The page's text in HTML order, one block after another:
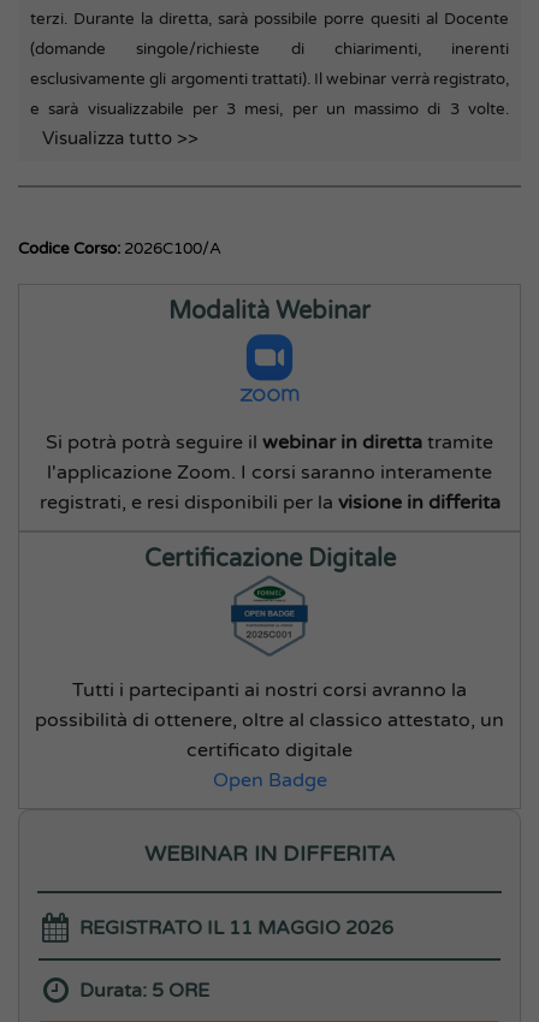
terzi. Durante la diretta, sarà possibile porre quesiti al Docente
(domande singole/richieste di chiarimenti, inerenti
esclusivamente gli argomenti trattati). Il webinar verrà registrato,
e sarà visualizzabile per 3 mesi, per un massimo di 3 volte.
Visualizza tutto >>
Codice Corso: 2026C100/A
Modalità Webinar
Si potrà potrà seguire il webinar in diretta tramite
l'applicazione Zoom. I corsi saranno interamente
registrati, e resi disponibili per la visione in differita
Certificazione Digitale
Tutti i partecipanti ai nostri corsi avranno la
possibilità di ottenere, oltre al classico attestato, un
certificato digitale
Open Badge
WEBINAR IN DIFFERITA
REGISTRATO IL 11 MAGGIO 2026
Durata: 5 ORE